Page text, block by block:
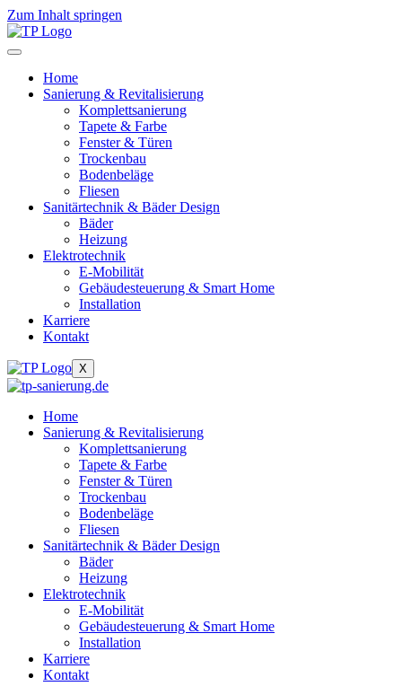
Zum Inhalt springen
Home
Sanierung & Revitalisierung
Komplettsanierung
Tapete & Farbe
Fenster & Türen
Trockenbau
Bodenbeläge
Fliesen
Sanitärtechnik & Bäder Design
Bäder
Heizung
Elektrotechnik
E-Mobilität
Gebäudesteuerung & Smart Home
Installation
Karriere
Kontakt
X
Home
Sanierung & Revitalisierung
Komplettsanierung
Tapete & Farbe
Fenster & Türen
Trockenbau
Bodenbeläge
Fliesen
Sanitärtechnik & Bäder Design
Bäder
Heizung
Elektrotechnik
E-Mobilität
Gebäudesteuerung & Smart Home
Installation
Karriere
Kontakt